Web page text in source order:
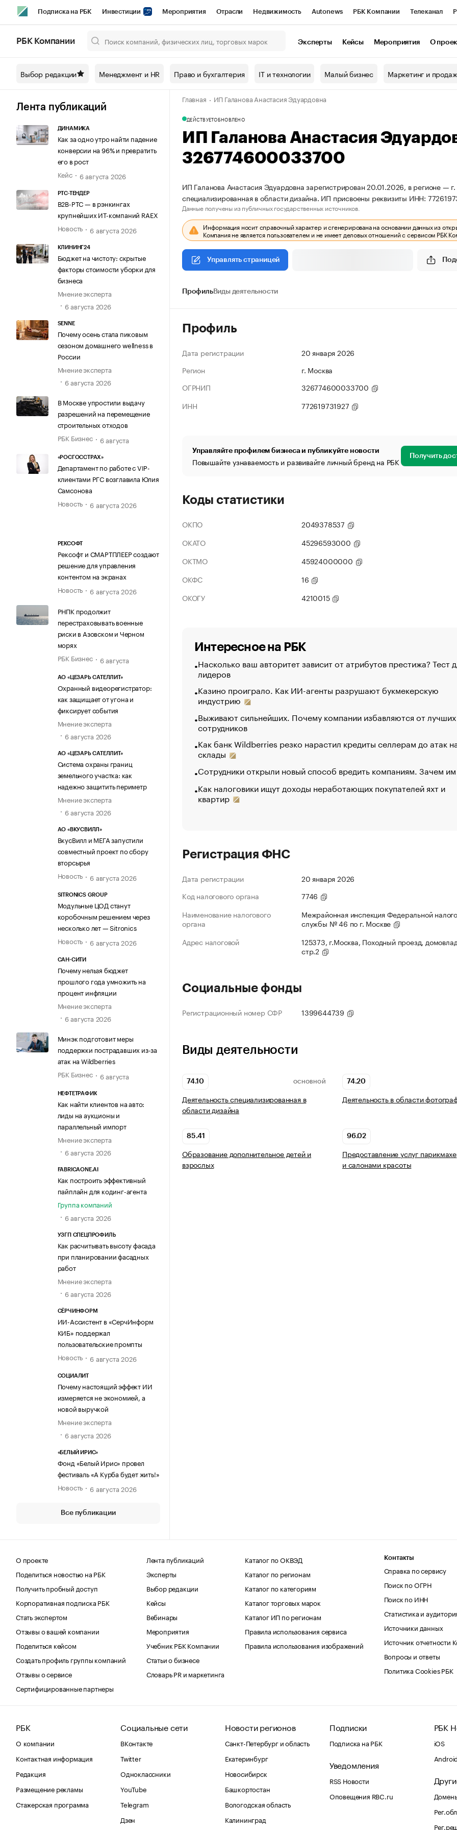
Подписка на РБК Инвестиции Мероприятия Отрасли Недвижимость Autonews РБК Компании Телеканал
Спецпроекты СПб Конференции СПб Спецпроекты Проверка контрагентов
Технологии и медиа Рынок наличной валюты
РБК Компании Эксперты Кейсы Мероприятия О
Выбор редакции Менеджмент и HR Право и бухгалтерия IT и технологии Малый бизнес Маркетинг и
Лента публикаций
ДИНАМИКА
Как за одно утро найти падение
конверсии на 96% и превратить
его в рост
Кейс
6 августа 2026
РТС-ТЕНДЕР
В2В-РТС — в рэнкингах
крупнейших ИТ-компаний RAEX
Новость
6 августа 2026
КЛИНИНГ24
Бюджет на чистоту: скрытые
факторы стоимости уборки для
бизнеса
Мнение эксперта
6 августа 2026
SENNE
Почему осень стала пиковым
сезоном домашнего wellness в
России
Мнение эксперта
6 августа 2026
В Москве упростили выдачу
разрешений на перемещение
строительных отходов
РБК Бизнес
6 августа
«РОСГОССТРАХ»
Департамент по работе с VIP-
клиентами РГС возглавила Юлия
Самсонова
Новость
6 августа 2026
РЕКСОФТ
Рексофт и СМАРТПЛЕЕР создают
решение для управления
контентом на экранах
Новость
6 августа 2026
РНПК продолжит
перестраховывать военные
риски в Азовском и Черном
морях
РБК Бизнес
6 августа
АО «ЦЕЗАРЬ САТЕЛЛИТ»
Охранный видеорегистратор:
как защищает от угона и
фиксирует события
Мнение эксперта
6 августа 2026
АО «ЦЕЗАРЬ САТЕЛЛИТ»
Система охраны границ
земельного участка: как
надежно защитить периметр
Мнение эксперта
6 августа 2026
АО «ВКУСВИЛЛ»
ВкусВилл и МЕГА запустили
совместный проект по сбору
вторсырья
Новость
6 августа 2026
SITRONICS GROUP
Модульные ЦОД станут
коробочным решением через
несколько лет — Sitronics
Новость
6 августа 2026
САН-СИТИ
Почему нельзя бюджет
прошлого года умножить на
процент инфляции
Мнение эксперта
6 августа 2026
Минэк подготовит меры
поддержки пострадавших из-за
атак на Wildberries
РБК Бизнес
6 августа
НЕФТЕТРАФИК
Как найти клиентов на авто:
лиды на аукционы и
параллельный импорт
Мнение эксперта
6 августа 2026
FABRICAONE.AI
Как построить эффективный
пайплайн для кодинг-агента
Группа компаний
6 августа 2026
УЗГП СПЕЦПРОФИЛЬ
Как расчитывать высоту фасада
при планировании фасадных
работ
Мнение эксперта
6 августа 2026
СЁРЧИНФОРМ
ИИ-Ассистент в «СерчИнформ
КИБ» поддержал
пользовательские промпты
Новость
6 августа 2026
СОЦИАЛИТ
Почему настоящий эффект ИИ
измеряется не экономией, а
новой выручкой
Мнение эксперта
6 августа 2026
«БЕЛЫЙ ИРИС»
Фонд «Белый Ирис» провел
фестиваль «А Курба будет жить!»
Новость
6 августа 2026
Все публикации
Главная ИП Галанова Анастасия Эдуардовна
ДЕЙСТВУЕТОБНОВЛЕНО
ИП Галанова Анастасия
326774600033700
ИП Галанова Анастасия Эдуардовна зарегистрирован 20.01.2026, в регионе —
специализированная в области дизайна. ИП присвоены реквизиты ИНН:
Данные получены из публичных государственных источников.
Информация носит справочный характер и сгенерирована на основании данных из
Компания не является пользователем и не имеет деловых отношений с сервисом РБК
Управлять страницей
ПрофильВиды деятельности
Профиль
Дата регистрации
20 января 2026
Регион
г. Москва
ОГРНИП
326774600033700
ИНН
772619731927
Управляйте профилем бизнеса и публикуйте новости
Повышайте узнаваемость и развивайте личный бренд на РБК Получить
Коды статистики
ОКПО
2049378537
ОКАТО
45296593000
ОКТМО
45924000000
ОКФС
16
ОКОГУ
4210015
Интересное на РБК
Насколько ваш авторитет зависит от атрибутов престижа? Тест
лидеров
Казино проиграло. Как ИИ-агенты разрушают букмекерскую
индустрию
Выживают сильнейших. Почему компании избавляются от лучших
сотрудников
Как банк Wildberries резко нарастил кредиты селлерам до атак
склады
Сотрудники открыли новый способ вредить компаниям. Зачем
Как налоговики ищут доходы неработающих покупателей яхт и
квартир
Регистрация ФНС
Дата регистрации
20 января 2026
Код налогового органа
7746
Наименование налогового
органа
Межрайонная инспекция Федеральной
службы № 46 по г. Москве
Адрес налоговой
125373, г.Москва, Походный проезд,
стр.2
Социальные фонды
Регистрационный номер СФР 1399644739
Виды деятельности
74.10 ОСНОВНОЙ
Деятельность специализированная в
области дизайна
74.20
Деятельность в области
85.41
Образование дополнительное детей и
взрослых
96.02
Предоставление услуг
и салонами красоты
О проекте
Поделиться новостью на РБК
Получить пробный доступ
Корпоративная подписка РБК
Стать экспертом
Отзывы о вашей компании
Поделиться кейсом
Создать профиль группы компаний
Отзывы о сервисе
Сертифицированные партнеры
Лента публикаций
Эксперты
Выбор редакции
Кейсы
Вебинары
Мероприятия
Учебник РБК Компании
Статьи о бизнесе
Словарь PR и маркетинга
Каталог по ОКВЭД
Каталог по регионам
Каталог по категориям
Каталог торговых марок
Каталог ИП по регионам
Правила использования сервиса
Правила использования изображений
Контакты
Справка по сервису
Поиск по ОГРН
Поиск по ИНН
Статистика и
Источники данных
Источник отчетности
Вопросы и ответы
Политика Cookies РБК
РБК
О компании
Контактная информация
Редакция
Размещение рекламы
Стажерская программа
Социальные сети
ВКонтакте
Twitter
Одноклассники
YouTube
Telegram
Дзен
Новости регионов
Санкт-Петербург и область
Екатеринбург
Новосибирск
Башкортостан
Вологодская область
Калининград
Подписки
Подписка на РБК
Уведомления
RSS Новости
Оповещения RBC.ru
РБК
iOS